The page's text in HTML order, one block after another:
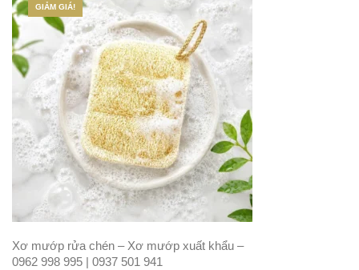
GIẢM GIÁ!
Xơ mướp rửa chén – Xơ mướp xuất khẩu –
0962 998 995 | 0937 501 941